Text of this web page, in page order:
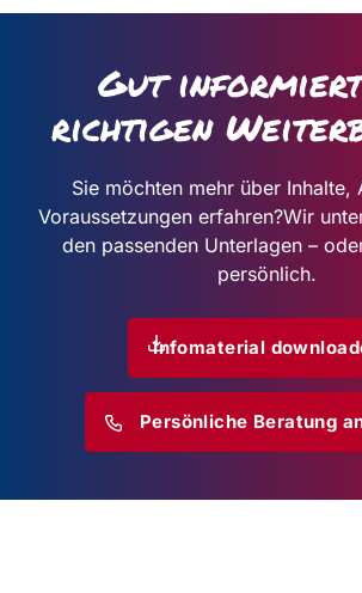
Gut
richtigen
Sie möchten mehr über Inhalte,
Voraussetzungen erfahren?Wir
den passenden Unterlagen –
persönlich.
Infomaterial
Persönliche Beratung